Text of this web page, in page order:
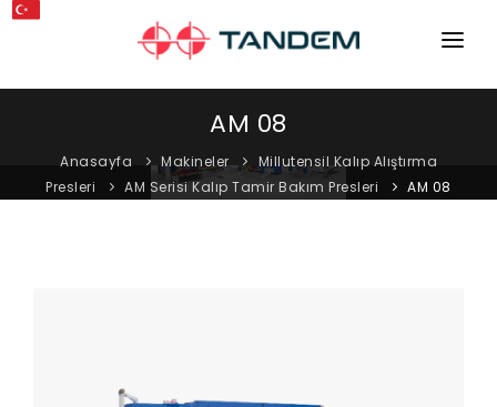
ANA SAYFA
MAKINELER
AM 08
Anasayfa Makineler
Millutensil Kalıp Alıştırma
Presleri
AM Serisi Kalıp Tamir Bakım Presleri AM 08